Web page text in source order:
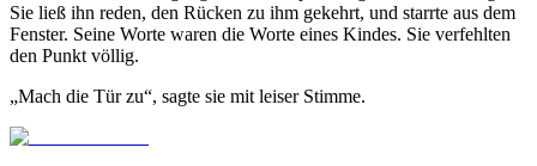
Sie ließ ihn reden, den Rücken zu ihm gekehrt, und starrte aus dem
Fenster. Seine Worte waren die Worte eines Kindes. Sie verfehlten
den Punkt völlig.
„Mach die Tür zu“, sagte sie mit leiser Stimme.